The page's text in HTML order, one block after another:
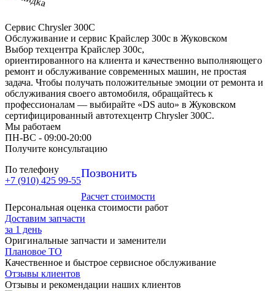
Сервис Chrysler 300C
Обслуживание и сервис Крайслер 300с в Жуковском
Выбор техцентра Крайслер 300с,
ориентированного на клиента и качественно выполняющего
ремонт и обслуживание современных машин, не простая
задача. Чтобы получать положительные эмоции от ремонта и
обслуживания своего автомобиля, обращайтесь к
профессионалам — выбирайте «DS auto» в Жуковском
сертифицированный автотехцентр Chrysler 300C.
Мы работаем
ПН-ВC - 09:00-20:00
Получите консультацию
По телефону
+7 (910) 425 99-55
Позвонить
Расчет стоимости
Персональная оценка стоимости работ
Доставим запчасти
за 1 день
Оригинальные запчасти и заменители
Плановое ТО
Качественное и быстрое сервисное обслуживание
Отзывы клиентов
Отзывы и рекомендации наших клиентов